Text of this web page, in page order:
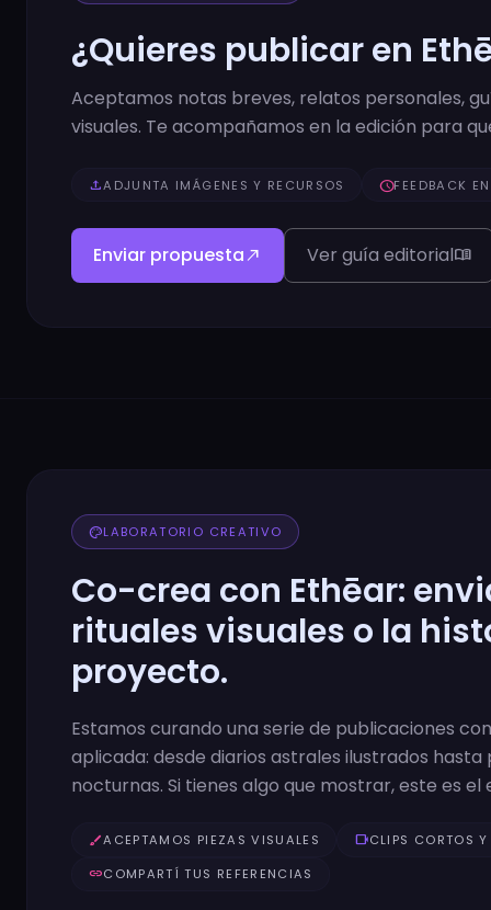
¿Quieres publicar en
Aceptamos notas breves, relatos personales,
visuales. Te acompañamos en la edición para
uploadADJUNTA IMÁGENES Y RECURSOS scheduleFEEDBACK
Enviar propuesta north_east Ver guía editorialmenu_book
paletteLABORATORIO CREATIVO
Co-crea con Ethēar:
rituales visuales o la
proyecto.
Estamos curando una serie de publicaciones
aplicada: desde diarios astrales ilustrados hasta
nocturnas. Si tienes algo que mostrar, este es el
brushACEPTAMOS PIEZAS VISUALES videocamCLIPS CORTOS Y
linkCOMPARTÍ TUS REFERENCIAS